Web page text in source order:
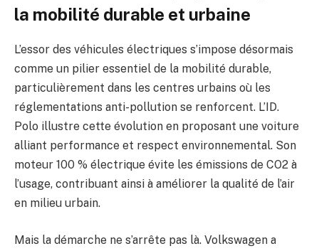
la mobilité durable et urbaine
L’essor des véhicules électriques s’impose désormais
comme un pilier essentiel de la mobilité durable,
particulièrement dans les centres urbains où les
réglementations anti-pollution se renforcent. L’ID.
Polo illustre cette évolution en proposant une voiture
alliant performance et respect environnemental. Son
moteur 100 % électrique évite les émissions de CO2 à
l’usage, contribuant ainsi à améliorer la qualité de l’air
en milieu urbain.
Mais la démarche ne s’arrête pas là. Volkswagen a